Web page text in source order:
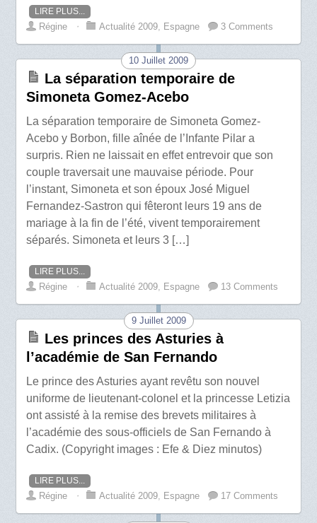
LIRE PLUS...
Régine ⋅ Actualité 2009 Espagne 3 Comments
10 Juillet 2009
La séparation temporaire de
Simoneta Gomez-Acebo
La séparation temporaire de Simoneta Gomez-
Acebo y Borbon, fille aînée de l’Infante Pilar a
surpris. Rien ne laissait en effet entrevoir que son
couple traversait une mauvaise période. Pour
l’instant, Simoneta et son époux José Miguel
Fernandez-Sastron qui fêteront leurs 19 ans de
mariage à la fin de l’été, vivent temporairement
séparés. Simoneta et leurs 3 […]
LIRE PLUS...
Régine ⋅ Actualité 2009 Espagne 13 Comments
9 Juillet 2009
Les princes des Asturies à
l’académie de San Fernando
Le prince des Asturies ayant revêtu son nouvel
uniforme de lieutenant-colonel et la princesse Letizia
ont assisté à la remise des brevets militaires à
l’académie des sous-officiels de San Fernando à
Cadix. (Copyright images : Efe & Diez minutos)
LIRE PLUS...
Régine ⋅ Actualité 2009 Espagne 17 Comments